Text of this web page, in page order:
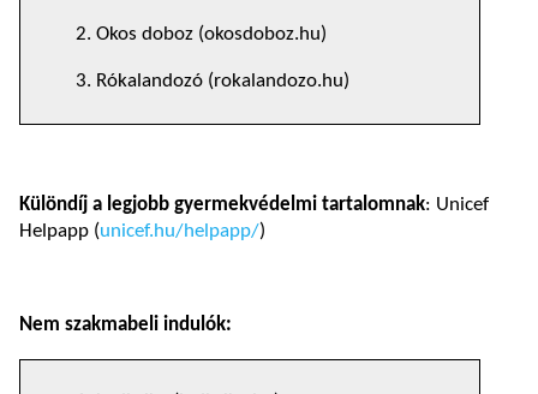
2. Okos doboz (okosdoboz.hu)
3. Rókalandozó (rokalandozo.hu)
Különdíj a legjobb gyermekvédelmi tartalomnak: Unicef
Helpapp (unicef.hu/helpapp/)
Nem szakmabeli indulók: